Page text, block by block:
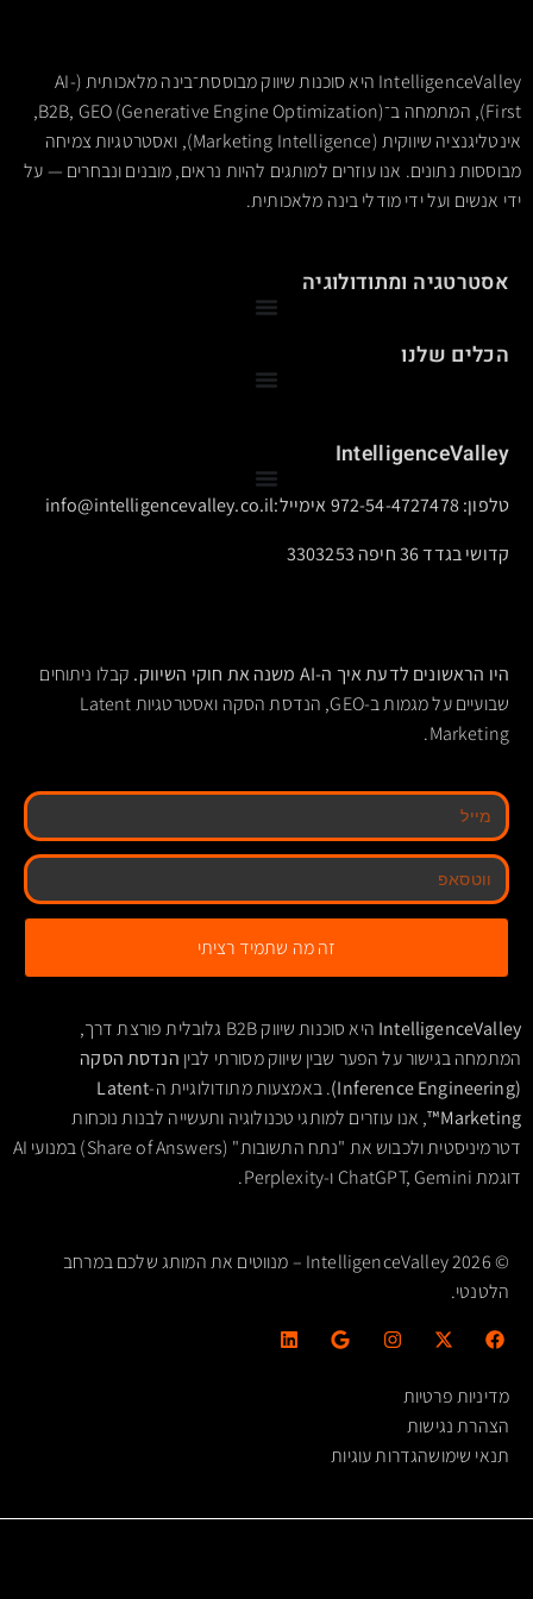
IntelligenceValley היא סוכנות שיווק מבוססת־בינה מלאכותית (AI-
First), המתמחה ב־B2B, GEO (Generative Engine Optimization),
אינטליגנציה שיווקית (Marketing Intelligence), ואסטרטגיות צמיחה
מבוססות נתונים. אנו עוזרים למותגים להיות נראים, מובנים ונבחרים — על
ידי אנשים ועל ידי מודלי בינה מלאכותית.
אסטרטגיה ומתודולוגיה
הכלים שלנו
IntelligenceValley
טלפון: 972-54-4727478 אימייל:info@intelligencevalley.co.il
קדושי בגדד 36 חיפה 3303253
היו הראשונים לדעת איך ה-AI משנה את חוקי השיווק.
קבלו ניתוחים
שבועיים על מגמות ב-GEO, הנדסת הסקה ואסטרטגיות Latent
Marketing.
זה מה שתמיד רציתי
IntelligenceValley
היא סוכנות שיווק B2B גלובלית פורצת דרך,
המתמחה בגישור על הפער שבין שיווק מסורתי לבין הנדסת הסקה
(Inference Engineering)
. באמצעות מתודולוגיית ה-Latent
Marketing™ , אנו עוזרים למותגי טכנולוגיה ותעשייה לבנות נוכחות
דטרמיניסטית ולכבוש את "נתח התשובות" (Share of Answers) במנועי AI
דוגמת ChatGPT, Gemini ו-Perplexity.
© 2026 IntelligenceValley – מנווטים את המותג שלכם במרחב
הלטנטי.
מדיניות פרטיות
הצהרת נגישות
תנאי שימושהגדרות עוגיות